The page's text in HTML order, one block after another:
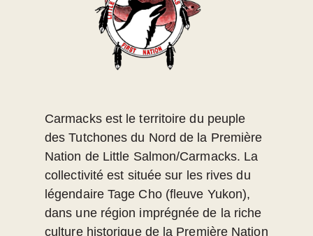
Carmacks est le territoire du peuple
des Tutchones du Nord de la Première
Nation de Little Salmon/Carmacks. La
collectivité est située sur les rives du
légendaire Tage Cho (fleuve Yukon),
dans une région imprégnée de la riche
culture historique de la Première Nation